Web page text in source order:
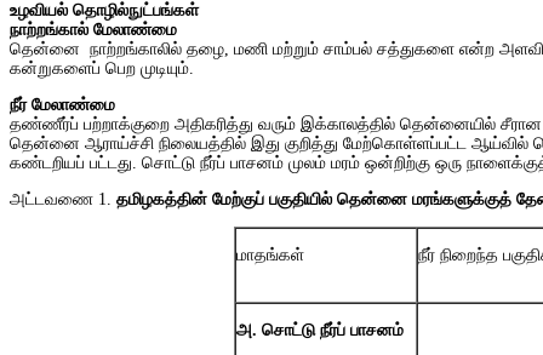
உழவியல் தொழில்நுட்பங்கள்
நாற்றங்கால் மேலாண்மை
தென்னை நாற்றங்காலில் தழை, மணி மற்றும் சாம்பல் சத்துகளை என்ற அளவில்
கன்றுகளைப் பெற முடியும்.
நீர் மேலாண்மை
தண்ணீர்ப் பற்றாக்குறை அதிகரித்து வரும் இக்காலத்தில் தென்னையில்
தென்னை ஆராய்ச்சி நிலையத்தில் இது குறித்து மேற்கொள்ளப்பட்ட ஆய்வில்
கண்டறியப் பட்டது. சொட்டு நீர்ப் பாசனம் முலம் மரம் ஒன்றிற்கு ஒரு
அட்டவணை 1. தமிழகத்தின் மேற்குப் பகுதியில் தென்னை மரங்களுக்குத்
மாதங்கள் நீர் நிறைந்த
அ. சொட்டு நீர்ப் பாசனம்